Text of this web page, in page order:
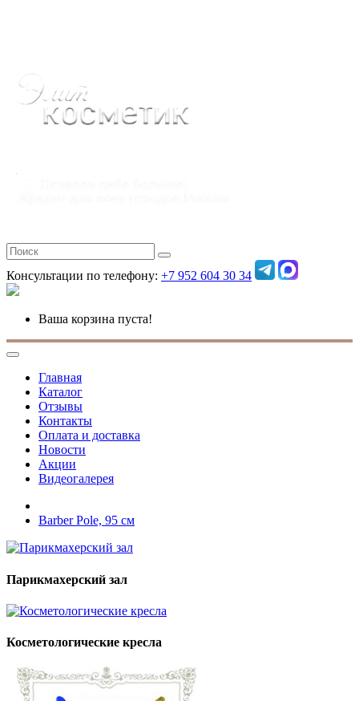
Консультации по телефону: +7 952 604 30 34
Ваша корзина пуста!
Главная
Каталог
Отзывы
Контакты
Оплата и доставка
Новости
Акции
Видеогалерея
Barber Pole, 95 см
Парикмахерский зал
Косметологические кресла